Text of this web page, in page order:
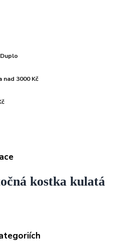
nad 3000 Kč
kostka kulatá